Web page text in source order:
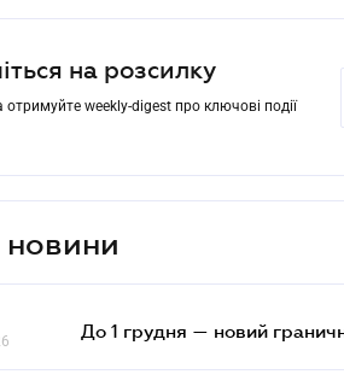
на розсилку
отримуйте weekly-digest про ключові події
новини
До 1 грудня — новий